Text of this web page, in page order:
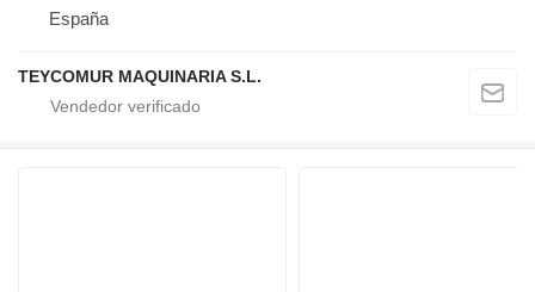
España
TEYCOMUR MAQUINARIA S.L.